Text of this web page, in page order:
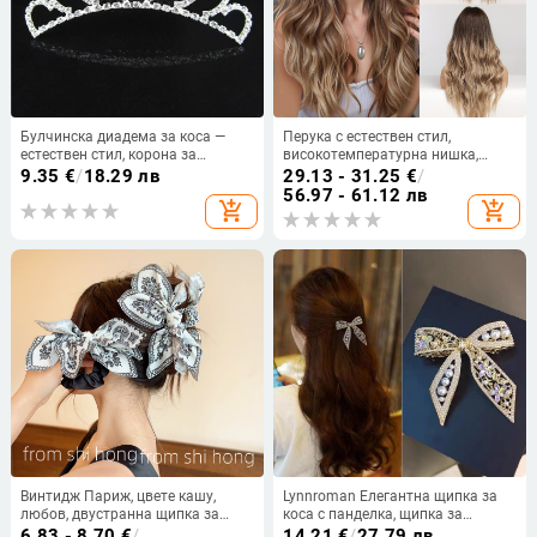
Булчинска диадема за коса —
естествен стил, корона за
прическа, Maya Bride; Материал:
женски; Тип: аксесоар за глава;
9.35 €/18.29 лв
add_shopping_cart
Перука с естествен стил,
високотемпературна нишка,
модел LC179, прави коси
29.13 - 31.25 €/
56.97 - 61.12 лв
add_shopping_cart
Винтидж Париж, цвете кашу,
любов, двустранна щипка за
хващане, висококачествена
Lynnroman Елегантна щипка за
коса с панделка, щипка за
бретон, странична щипка за